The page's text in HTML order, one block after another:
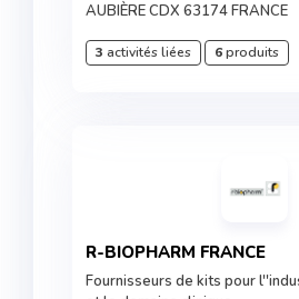
AUBIÈRE CDX 63174 FRANCE
3 activités liées 6produits
R-BIOPHARM FRANCE
Fournisseurs de kits pour